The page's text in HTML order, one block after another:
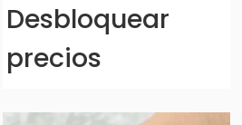
Desbloquear
precios